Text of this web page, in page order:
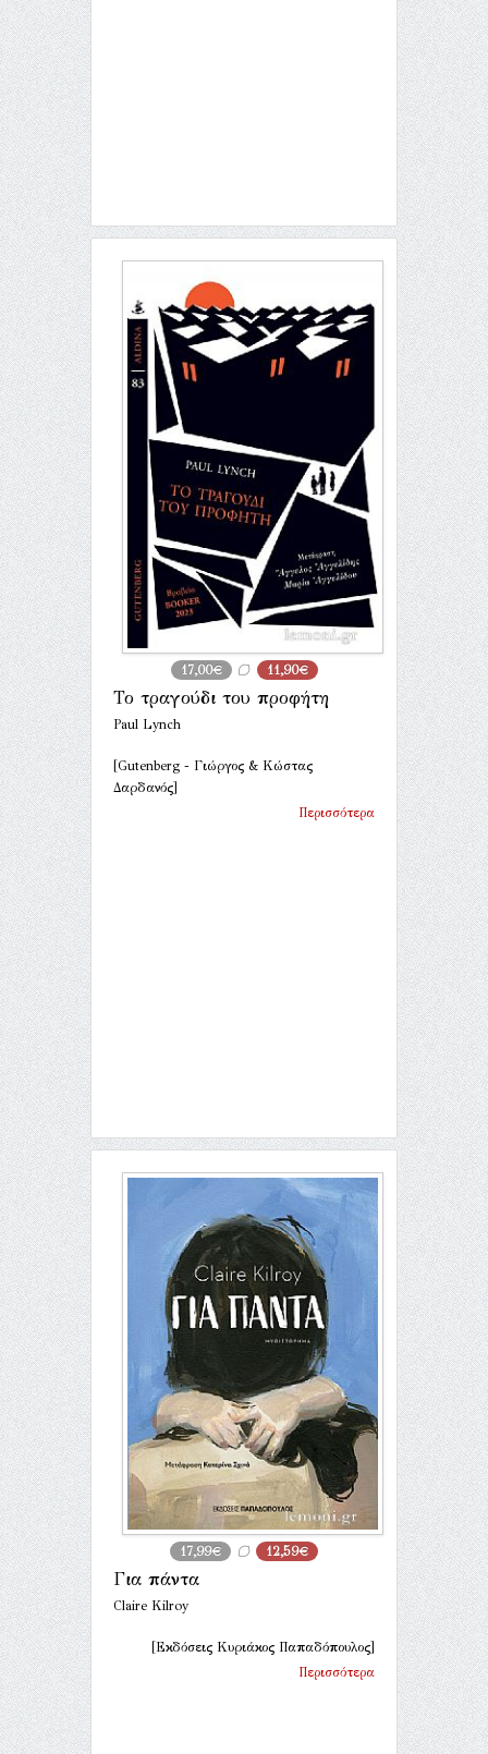
17,00€ 11,90€
Το τραγούδι του προφήτη
Paul Lynch
[Gutenberg - Γιώργος & Κώστας
Δαρδανός]
Περισσότερα
17,99€ 12,59€
Για πάντα
Claire Kilroy
[Εκδόσεις Κυριάκος Παπαδόπουλος]
Περισσότερα